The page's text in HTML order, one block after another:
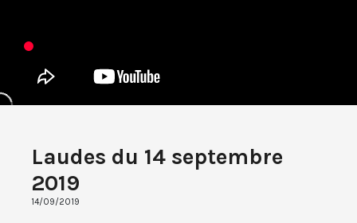
Laudes du 14 septembre
2019
14/09/2019